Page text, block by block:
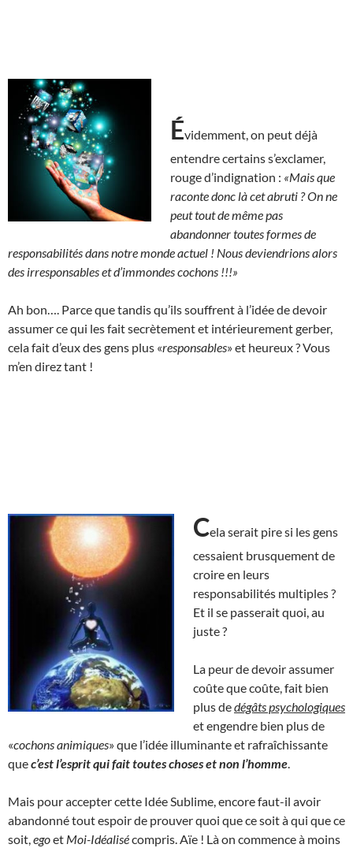
Évidemment, on peut déjà
entendre certains s’exclamer,
rouge d’indignation : «Mais que
raconte donc là cet abruti ?On ne
peut tout de même pas
abandonner toutes formes de
responsabilités dans notre monde actuel ! Nous deviendrions alors
des irresponsables et d’immondes cochons !!!»
Ah bon…. Parce que tandis qu’ils souffrent à l’idée de devoir
assumer ce qui les fait secrètement et intérieurement gerber,
cela fait d’eux des gens plus «responsables» et heureux ? Vous
m’en direz tant !
Cela serait pire si les gens
cessaient brusquement de
croire en leurs
responsabilités multiples ?
Et il se passerait quoi, au
juste ?
La peur de devoir assumer
coûte que coûte, fait bien
plus dedégâts psychologiques
et engendre bien plus de
«cochons animiques» que l’idée illuminante et rafraîchissante
quec’est l’esprit qui fait toutes choses et non l’homme
Mais pour accepter cette Idée Sublime, encore faut-il avoir
abandonné tout espoir de prouver quoi que ce soit à qui que ce
soit, egoet Moi-Idéalisécompris. Aïe ! Là on commence à moins